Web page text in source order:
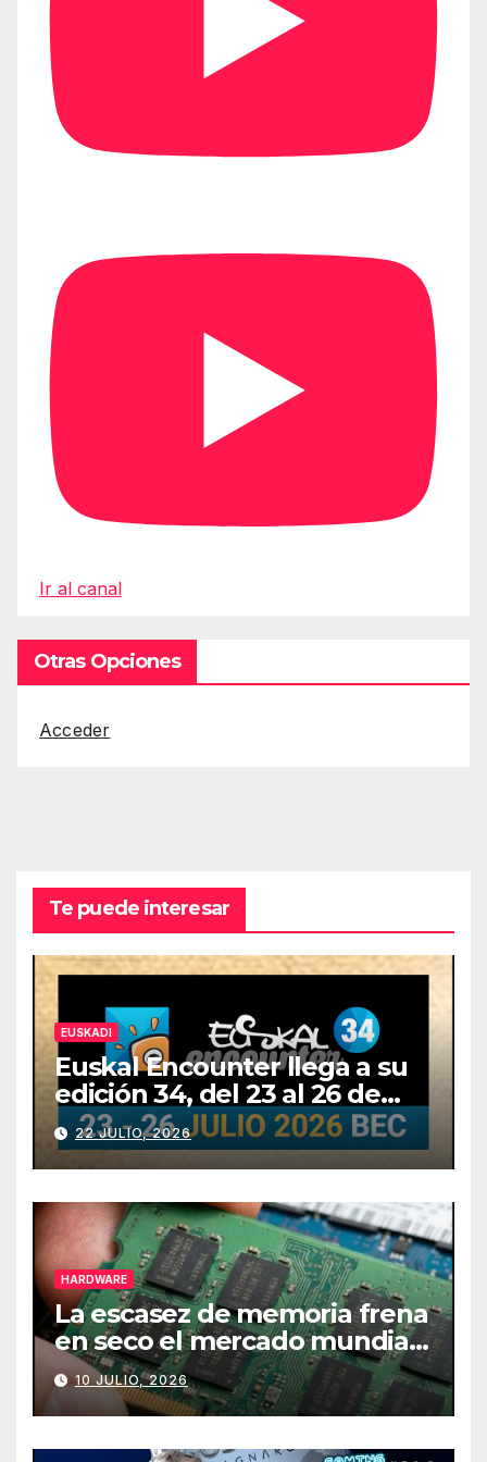
Ir al canal
Otras Opciones
Acceder
Te puede interesar
EUSKADI
Euskal Encounter llega a su
edición 34, del 23 al 26 de
julio
22 JULIO, 2026
HARDWARE
La escasez de memoria frena
en seco el mercado mundial
de PCs
10 JULIO, 2026